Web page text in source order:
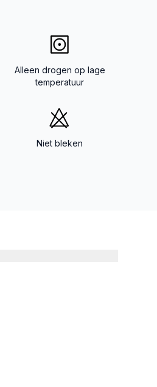
Alleen drogen op lage
temperatuur
Niet bleken